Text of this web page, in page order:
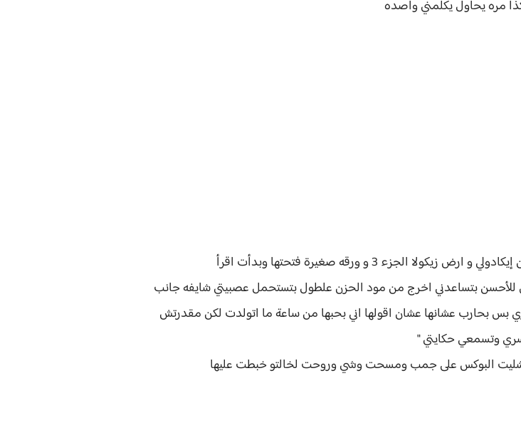
3 و ورقه صغيرة فتحتها وبدأت اقرأ
للأحسن بتساعدني اخرج من مود الحزن علطول بتستحمل عصبيتي شايفه جانب
بحارب عشانها عشان اقولها اني بحبها من ساعة ما اتولدت لكن مقدرتش
وتسمعي حكايتي "
البوكس على جمب ومسحت وشي وروحت لخالتو خبطت عليها